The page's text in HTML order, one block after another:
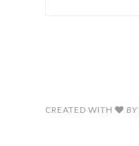
CREATED WITH BY